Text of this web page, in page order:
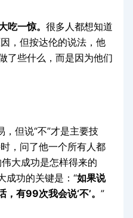
吃一惊。很多人都想知道
，但按达伦的说法，他
了些什么，而是因为他们
但说“不”才是主要技
，问了他一个所有人都
大成功是怎样得来的
成功的关键是：“如果说
有99次我会说‘不’。”